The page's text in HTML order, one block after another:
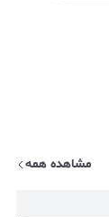
مشاهده همه